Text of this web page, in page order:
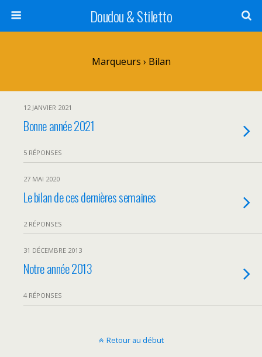
Doudou & Stiletto
Marqueurs › Bilan
12 JANVIER 2021
Bonne année 2021
5 RÉPONSES
27 MAI 2020
Le bilan de ces dernières semaines
2 RÉPONSES
31 DÉCEMBRE 2013
Notre année 2013
4 RÉPONSES
Retour au début